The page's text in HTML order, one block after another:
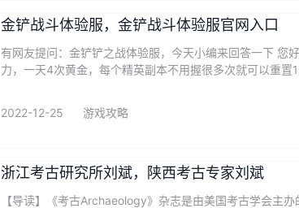
金铲战斗体验服，金铲战斗体验服官网入口
有网友提问：金铲铲之战体验服，今天小编来回答一下 您
力，一天4次黄金，每个精英副本不用握很多次就可以重
2022-12-25 游戏攻略
浙江考古研究所刘斌，陕西考古专家刘斌
【导读】《考古Archaeology》杂志是由美国考古学会主